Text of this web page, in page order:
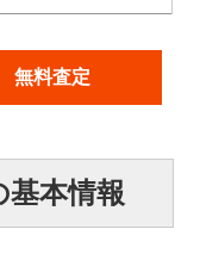
無料査定
本情報